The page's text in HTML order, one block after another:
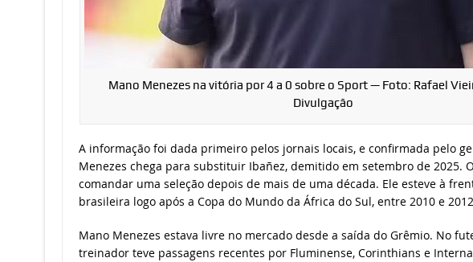
Mano Menezes na vitória por 4 a 0 sobre o Sport — Foto: Rafael
Divulgação
A informação foi dada primeiro pelos jornais locais, e confirmada pelo
Menezes chega para substituir Ibañez, demitido em setembro de 2025.
comandar uma seleção depois de mais de uma década. Ele esteve à
brasileira logo após a Copa do Mundo da África do Sul, entre 2010 e
Mano Menezes estava livre no mercado desde a saída do Grêmio. No
treinador teve passagens recentes por Fluminense, Corinthians e